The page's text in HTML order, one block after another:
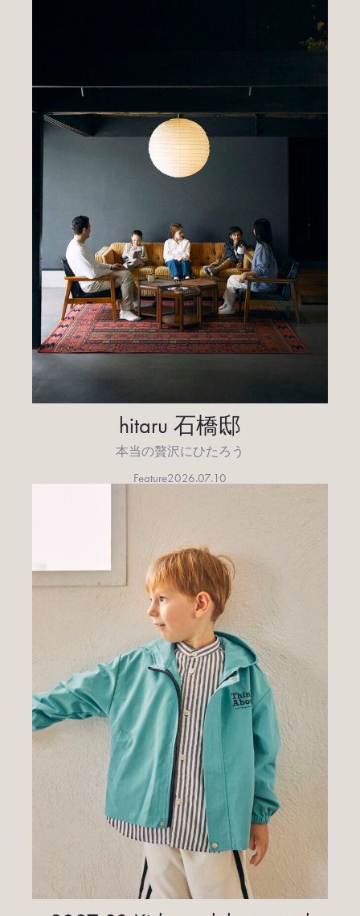
hitaru 石橋邸
本当の贅沢にひたろう
Feature2026.07.10